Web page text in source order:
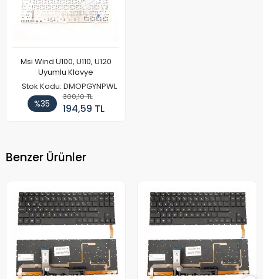
Msi Wind U100, U110, U120
Uyumlu Klavye
Stok Kodu: DMOPGYNPWL
%35
300,10 TL
194,59 TL
Benzer Ürünler